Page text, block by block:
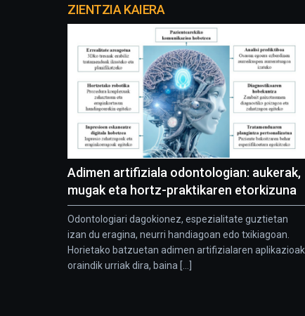
proyectos
ZIENTZIA KAIERA
Adimen artifiziala odontologian: aukerak,
mugak eta hortz-praktikaren etorkizuna
Odontologiari dagokionez, espezialitate guztietan
izan du eragina, neurri handiagoan edo txikiagoan.
Horietako batzuetan adimen artifizialaren aplikazioak
oraindik urriak dira, baina [...]